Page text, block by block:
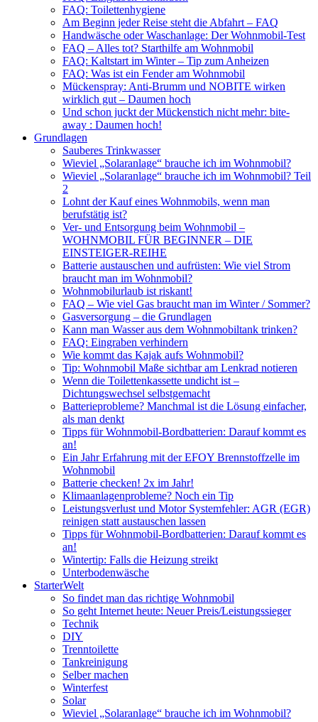
FAQ: Toilettenhygiene
Am Beginn jeder Reise steht die Abfahrt – FAQ
Handwäsche oder Waschanlage: Der Wohnmobil-Test
FAQ – Alles tot? Starthilfe am Wohnmobil
FAQ: Kaltstart im Winter – Tip zum Anheizen
FAQ: Was ist ein Fender am Wohnmobil
Mückenspray: Anti-Brumm und NOBITE wirken
wirklich gut – Daumen hoch
Und schon juckt der Mückenstich nicht mehr: bite-
away : Daumen hoch!
Grundlagen
Sauberes Trinkwasser
Wieviel „Solaranlage“ brauche ich im Wohnmobil?
Wieviel „Solaranlage“ brauche ich im Wohnmobil? Teil
2
Lohnt der Kauf eines Wohnmobils, wenn man
berufstätig ist?
Ver- und Entsorgung beim Wohnmobil –
WOHNMOBIL FÜR BEGINNER – DIE
EINSTEIGER-REIHE
Batterie austauschen und aufrüsten: Wie viel Strom
braucht man im Wohnmobil?
Wohnmobilurlaub ist riskant!
FAQ – Wie viel Gas braucht man im Winter / Sommer?
Gasversorgung – die Grundlagen
Kann man Wasser aus dem Wohnmobiltank trinken?
FAQ: Eingraben verhindern
Wie kommt das Kajak aufs Wohnmobil?
Tip: Wohnmobil Maße sichtbar am Lenkrad notieren
Wenn die Toilettenkassette undicht ist –
Dichtungswechsel selbstgemacht
Batterieprobleme? Manchmal ist die Lösung einfacher,
als man denkt
Tipps für Wohnmobil-Bordbatterien: Darauf kommt es
an!
Ein Jahr Erfahrung mit der EFOY Brennstoffzelle im
Wohnmobil
Batterie checken! 2x im Jahr!
Klimaanlagenprobleme? Noch ein Tip
Leistungsverlust und Motor Systemfehler: AGR (EGR)
reinigen statt austauschen lassen
Tipps für Wohnmobil-Bordbatterien: Darauf kommt es
an!
Wintertip: Falls die Heizung streikt
Unterbodenwäsche
StarterWelt
So findet man das richtige Wohnmobil
So geht Internet heute: Neuer Preis/Leistungssieger
Technik
DIY
Trenntoilette
Tankreinigung
Selber machen
Winterfest
Solar
Wieviel „Solaranlage“ brauche ich im Wohnmobil?